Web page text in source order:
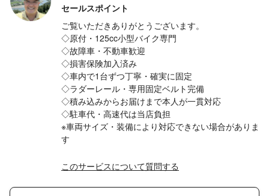
セールスポイント
ご覧いただきありがとうございます。
◇原付・125cc小型バイク専門
◇故障車・不動車歓迎
◇損害保険加入済み
◇車内で1台ずつ丁寧・確実に固定
◇ラダーレール・専用固定ベルト完備
◇積み込みからお届けまで本人が一貫対応
◇駐車代・高速代は当店負担
※車両サイズ・装備により対応できない場合がありま
す
このサービスについて質問する